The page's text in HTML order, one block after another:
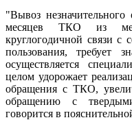
"Вывоз
месяцев ТКО из
круглогодичной связи с
пользования, требует
осуществляется
целом удорожает
обращения с ТКО,
обращению с
говорится в